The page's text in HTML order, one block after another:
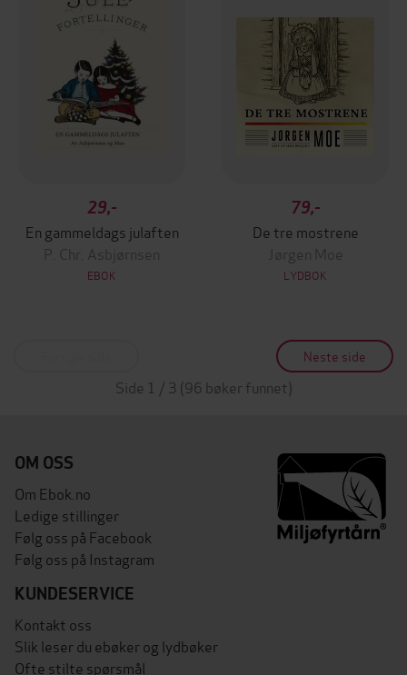
29,-
En gammeldags julaften
P. Chr. Asbjørnsen
EBOK
79,-
De tre mostrene
Jørgen Moe
LYDBOK
Neste side
Side 1 / 3 (96 bøker funnet)
OM OSS
Om Ebok.no
Ledige stillinger
Følg oss på Facebook
Følg oss på Instagram
KUNDESERVICE
Kontakt oss
Slik leser du ebøker og lydbøker
Ofte stilte spørsmål